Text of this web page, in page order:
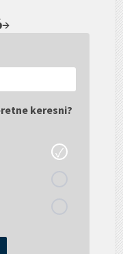
→
keresni?